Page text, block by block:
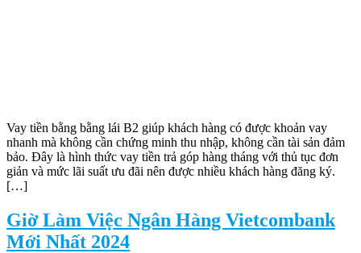
Vay tiền bằng bằng lái B2 giúp khách hàng có được khoản vay
nhanh mà không cần chứng minh thu nhập, không cần tài sản đảm
bảo. Đây là hình thức vay tiền trả góp hàng tháng với thủ tục đơn
giản và mức lãi suất ưu đãi nên được nhiều khách hàng đăng ký.
[…]
Giờ Làm Việc Ngân Hàng Vietcombank
Mới Nhất 2024